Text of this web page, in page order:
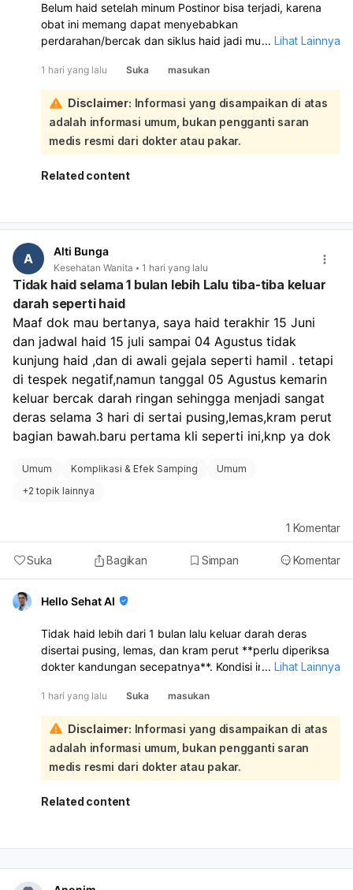
Belum haid setelah minum Postinor bisa terjadi, karena
obat ini memang dapat menyebabkan
perdarahan/bercak dan siklus haid jadi mundur atau tidak
lagi tanggal 5 Juli, tetap ada kemungkinan hamil.
Sebaiknya lakukan tes kehamilan sekarang, terutama
kalau haid sudah terlambat. Kalau hasilnya negatif tapi
haid tetap belum datang, ulangi 1 minggu kemudian atau
periksakan ke dokter kandungan. Segera periksa juga
bila perdarahannya sangat banyak, nyeri hebat, atau ada
keputihan berbau/ gatal.
... Lihat Lainnya
1 hari yang lalu Suka masukan
Disclaimer: Informasi yang disampaikan di atas
adalah informasi umum, bukan pengganti saran
medis resmi dari dokter atau pakar.
Related content
A Alti Bunga
Kesehatan Wanita 1 hari yang lalu
Tidak haid selama 1 bulan lebih Lalu tiba-tiba keluar
darah seperti haid
Maaf dok mau bertanya, saya haid terakhir 15 Juni
dan jadwal haid 15 juli sampai 04 Agustus tidak
kunjung haid ,dan di awali gejala seperti hamil . tetapi
di tespek negatif,namun tanggal 05 Agustus kemarin
keluar bercak darah ringan sehingga menjadi sangat
deras selama 3 hari di sertai pusing,lemas,kram perut
bagian bawah.baru pertama kli seperti ini,knp ya dok
Umum Komplikasi & Efek Samping
Umum
+2 topik lainnya
Suka Bagikan Simpan Komentar
1 Komentar
Hello Sehat AI
Tidak haid lebih dari 1 bulan lalu keluar darah deras
disertai pusing, lemas, dan kram perut **perlu diperiksa
dokter kandungan secepatnya**. Kondisi ini bisa
kemudian keluar darah seperti haid, keguguran sangat
dini, atau masalah lain pada rahim/kehamilan**. Karena
tespek negatif, kehamilan belum bisa dipastikan, tetapi
**tetap perlu evaluasi** bila keluhan berlanjut atau
perdarahannya banyak:
Kalau darah keluar sangat banyak, misalnya1 pembalut
penuh dalam 1–2 jam
fisik, tes kehamilan ulang bila perlu, dan USG agar
... Lihat Lainnya
1 hari yang lalu Suka masukan
Disclaimer: Informasi yang disampaikan di atas
adalah informasi umum, bukan pengganti saran
medis resmi dari dokter atau pakar.
Related content